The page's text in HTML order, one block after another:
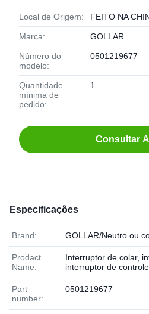
Local de Origem: FEITO NA
Marca: GOLLAR
Número do
modelo:
0501219677
Quantidade
mínima de
pedido:
1
Consultar
Especificações
Brand: GOLLAR/Neutro ou
Prodact
Name:
Interruptor de colar,
interruptor de
Part
number:
0501219677